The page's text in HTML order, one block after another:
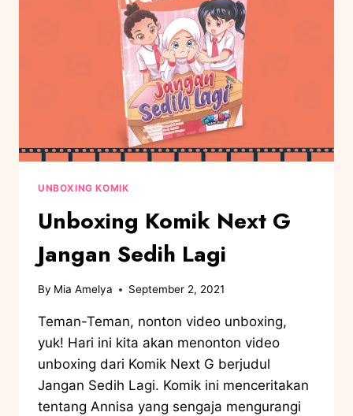
UNBOXING KOMIK
Unboxing Komik Next G
Jangan Sedih Lagi
By Mia Amelya September 2, 2021
Teman-Teman, nonton video unboxing,
yuk! Hari ini kita akan menonton video
unboxing dari Komik Next G berjudul
Jangan Sedih Lagi. Komik ini menceritakan
tentang Annisa yang sengaja mengurangi